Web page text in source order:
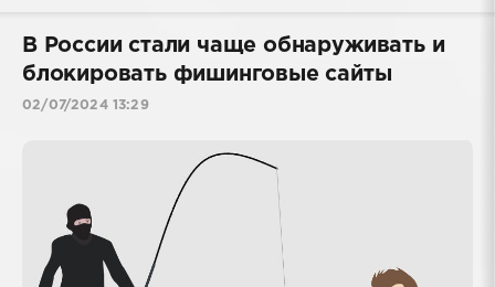
В России стали чаще обнаруживать и
блокировать фишинговые сайты
02/07/2024 13:29